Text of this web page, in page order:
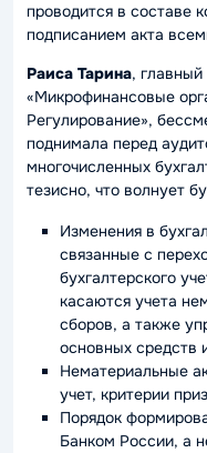
проводится в составе
подписанием акта
Раиса Тарина, главный
«Микрофинансовые
Регулирование»,
поднимала перед
многочисленных
тезисно, что волнует
Изменения в
связанные с
бухгалтерского
касаются учета
сборов, а также
основных средств
Нематериальные
учет, критерии
Порядок
Банком России, а